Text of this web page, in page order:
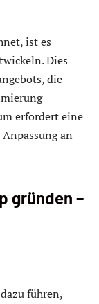
ist es
Dies
die
erfordert eine
an
gründen –
führen,